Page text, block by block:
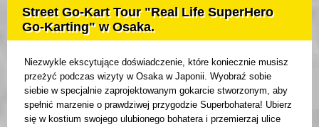
Street Go-Kart Tour "Real Life SuperHero
Go-Karting" w Osaka.
Niezwykle ekscytujące doświadczenie, które koniecznie musisz
przeżyć podczas wizyty w Osaka w Japonii. Wyobraź sobie
siebie w specjalnie zaprojektowanym gokarcie stworzonym, aby
spełnić marzenie o prawdziwej przygodzie Superbohatera! Ubierz
się w kostium swojego ulubionego bohatera i przemierzaj ulice